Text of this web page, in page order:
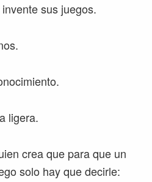
sus juegos.
ligera.
crea que para que un
solo hay que decirle: